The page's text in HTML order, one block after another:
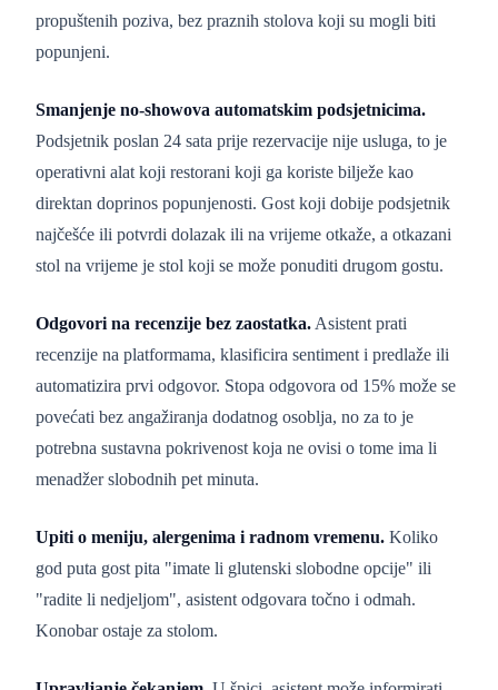
propuštenih poziva, bez praznih stolova koji su mogli biti
popunjeni.
Smanjenje no-showova automatskim podsjetnicima.
Podsjetnik poslan 24 sata prije rezervacije nije usluga, to je
operativni alat koji restorani koji ga koriste bilježe kao
direktan doprinos popunjenosti. Gost koji dobije podsjetnik
najčešće ili potvrdi dolazak ili na vrijeme otkaže, a otkazani
stol na vrijeme je stol koji se može ponuditi drugom gostu.
Odgovori na recenzije bez zaostatka. Asistent prati
recenzije na platformama, klasificira sentiment i predlaže ili
automatizira prvi odgovor. Stopa odgovora od 15% može se
povećati bez angažiranja dodatnog osoblja, no za to je
potrebna sustavna pokrivenost koja ne ovisi o tome ima li
menadžer slobodnih pet minuta.
Upiti o meniju, alergenima i radnom vremenu. Koliko
god puta gost pita "imate li glutenski slobodne opcije" ili
"radite li nedjeljom", asistent odgovara točno i odmah.
Konobar ostaje za stolom.